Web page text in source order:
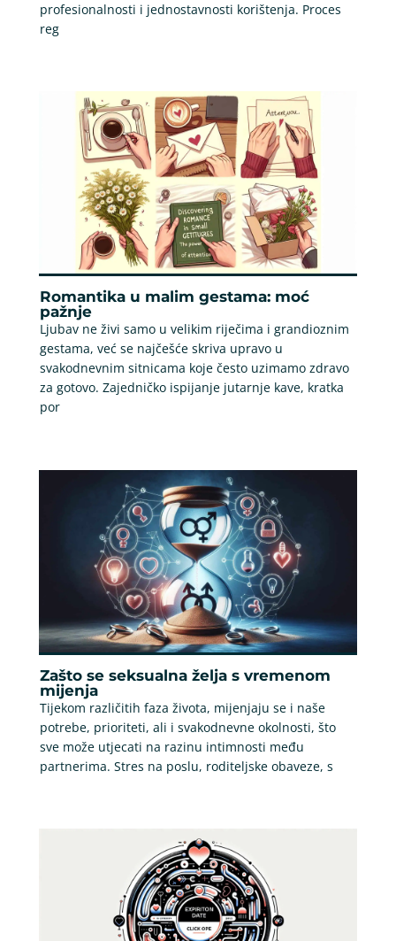
profesionalnosti i jednostavnosti korištenja. Proces
reg
Romantika u malim gestama: moć
pažnje
Ljubav ne živi samo u velikim riječima i grandioznim
gestama, već se najčešće skriva upravo u
svakodnevnim sitnicama koje često uzimamo zdravo
za gotovo. Zajedničko ispijanje jutarnje kave, kratka
por
Zašto se seksualna želja s vremenom
mijenja
Tijekom različitih faza života, mijenjaju se i naše
potrebe, prioriteti, ali i svakodnevne okolnosti, što
sve može utjecati na razinu intimnosti među
partnerima. Stres na poslu, roditeljske obaveze, s